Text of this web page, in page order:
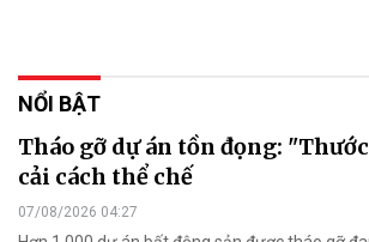
NỔI BẬT
Tháo gỡ dự án tồn đọng:
cải cách thể chế
07/08/2026 04:27